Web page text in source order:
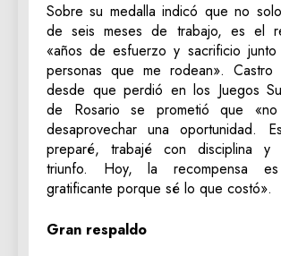
Sobre su medalla indicó que no
de seis meses de trabajo, es el
«años de esfuerzo y sacrificio
personas que me rodean». Castro
desde que perdió en los Juegos
de Rosario se prometió que
desaprovechar una oportunidad.
preparé, trabajé con disciplina y
triunfo. Hoy, la recompensa
gratificante porque sé lo que costó».
Gran respaldo